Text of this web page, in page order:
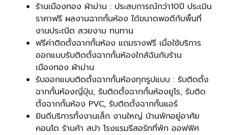
ร้านเมืองทอง ผ้าม่าน : ประสบการณ์กว่า10ปี ประเมิน
ราคาฟรี ผลงานฉากกั้นห้อง ได้ขนาดพอดีกับพื้นที่
งานประณีต สวยงาม ทนทาน
ฟรีค่าติดตั้งฉากกั้นห้อง แถมรางฟรี เมื่อใช้บริการ
ออกแบบรับติดตั้งฉากกั้นห้องใกล้ฉันกับร้าน
เมืองทอง ผ้าม่าน
รับออกแบบติดตั้งฉากกั้นห้องทุกรูปแบบ : รับติดตั้ง
ฉากกั้นห้องญี่ปุ่น, รับติดตั้งฉากกั้นห้องยูโร, รับติด
ตั้งฉากกั้นห้อง PVC, รับติดตั้งฉากกั้นแอร์
ยินดีบริการทั้งงานเล็ก งานใหญ่ บ้านพักอยู่อาศัย
คอนโด ร้านค้า สปา โรงแรมรีสอร์ทที่พัก ออฟฟิศ